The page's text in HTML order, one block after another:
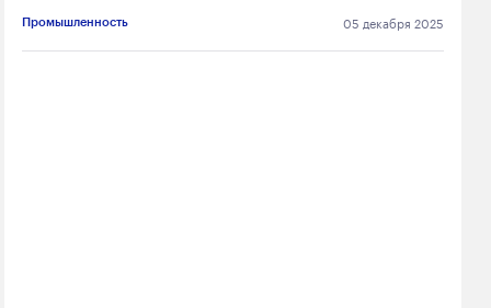
Промышленность 05 декабря 2025